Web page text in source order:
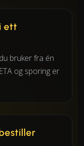
ett
bruker fra én
og sporing er